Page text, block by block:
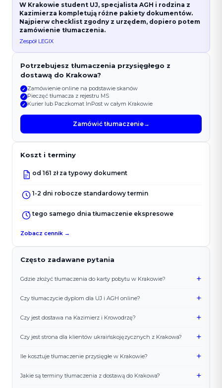
W Krakowie student UJ, specjalista AGH i rodzina z
Kazimierza kompletują różne pakiety dokumentów.
Najpierw checklist zgodny z urzędem, dopiero potem
zamówienie tłumaczenia.
Zespół LEGIX
Potrzebujesz tłumaczenia przysięgłego z
dostawą do Krakowa?
✓ Zamówienie online na podstawie skanów
✓ Pieczęć tłumacza z rejestru MS
✓ Kurier lub Paczkomat InPost w całym Krakowie
Zamówić tłumaczenie→
Koszt i terminy
od 161 zł za typowy dokument
1-2 dni robocze standardowy termin
tego samego dnia tłumaczenie ekspresowe
Zobacz cennik →
Często zadawane pytania
Gdzie złożyć tłumaczenia do karty pobytu w Krakowie? +
Czy tłumaczycie dyplom dla UJ i AGH online? +
Czy jest dostawa na Kazimierz i Krowodrzę? +
Czy jest strona dla klientów ukraińskojęzycznych z Krakowa? +
Ile kosztuje tłumaczenie przysięgłe w Krakowie? +
Jakie są terminy tłumaczenia z dostawą do Krakowa? +